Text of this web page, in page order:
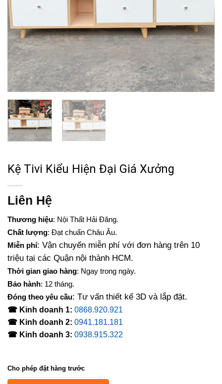
Kệ Tivi Kiểu Hiện Đại Giá Xưởng
Liên Hệ
Thương hiệu: Nội Thất Hải Đăng.
Chất lượng: Đạt chuẩn Châu Âu.
Miễn phí: Vận chuyển miễn phí với đơn hàng trên 10
triệu tại các Quận nội thành HCM.
Thời gian giao hàng: Ngay trong ngày.
Bảo hành: 12 tháng.
Đóng theo yêu cầu: Tư vấn thiết kế 3D và lắp đặt.
☎ Kinh doanh 1: 0868.920.921
☎ Kinh doanh 2: 0941.181.181
☎ Kinh doanh 3: 0938.915.322
Cho phép đặt hàng trước